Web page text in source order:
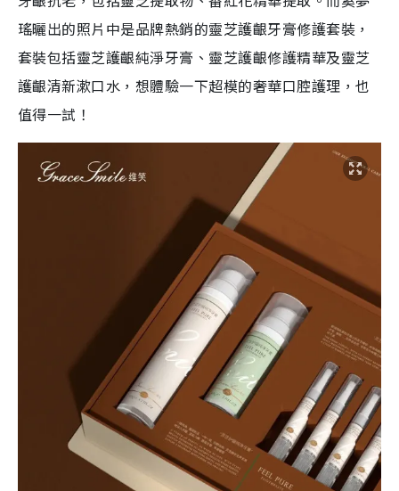
瑤曬出的照片中是品牌熱銷的靈芝護齦牙膏修護套裝，
套裝包括靈芝護齦純淨牙膏、靈芝護齦修護精華及靈芝
護齦清新漱口水，想體驗一下超模的奢華口腔護理，也
值得一試！